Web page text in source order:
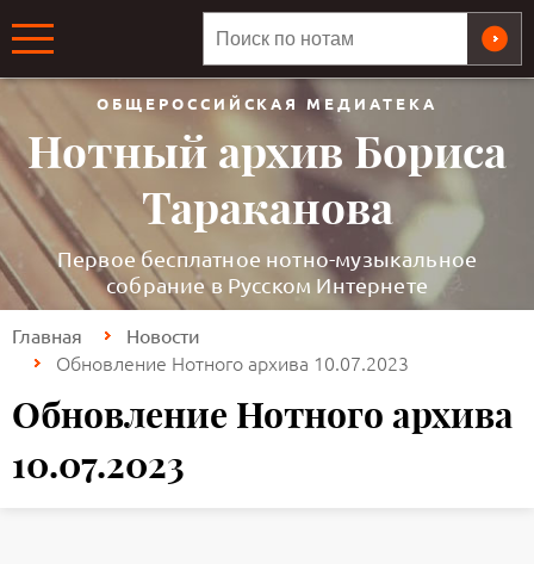
ОБЩЕРОССИЙСКАЯ МЕДИАТЕКА
Нотный архив Бориса
Тараканова
Первое бесплатное нотно-музыкальное
собрание в Русском Интернете
Главная Новости
Обновление Нотного архива 10.07.2023
Обновление Нотного архива
10.07.2023